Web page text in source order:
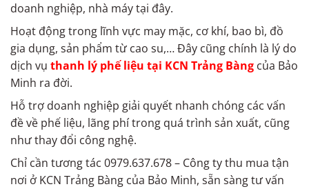
doanh nghiệp, nhà máy tại đây.
Hoạt động trong lĩnh vực may mặc, cơ khí, bao bì, đồ
gia dụng, sản phẩm từ cao su,… Đây cũng chính là lý do
dịch vụ thanh lý phế liệu tại KCN Trảng Bàng của Bảo
Minh ra đời.
Hỗ trợ doanh nghiệp giải quyết nhanh chóng các vấn
đề về phế liệu, lãng phí trong quá trình sản xuất, cũng
như thay đổi công nghệ.
Chỉ cần tương tác 0979.637.678 – Công ty thu mua tận
nơi ở KCN Trảng Bàng của Bảo Minh, sẵn sàng tư vấn